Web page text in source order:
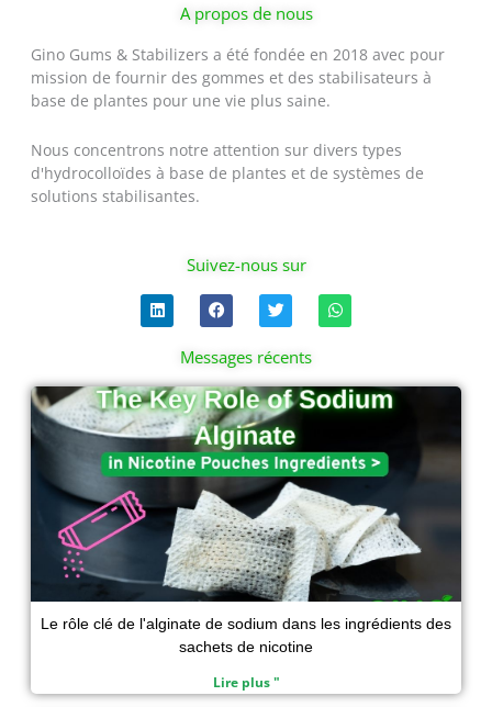
A propos de nous
Gino Gums & Stabilizers a été fondée en 2018 avec pour
mission de fournir des gommes et des stabilisateurs à
base de plantes pour une vie plus saine.
Nous concentrons notre attention sur divers types
d'hydrocolloïdes à base de plantes et de systèmes de
solutions stabilisantes.
Suivez-nous sur
L
i
n
d
i
n
F
a
c
e
b
o
o
k
T
w
i
t
t
e
r
W
h
a
a
p
p
Messages récents
Le rôle clé de l'alginate de sodium dans les ingrédients des
sachets de nicotine
Lire plus "
PagePagePage Page